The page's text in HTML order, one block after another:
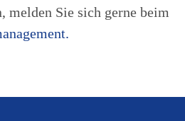
melden Sie sich gerne beim